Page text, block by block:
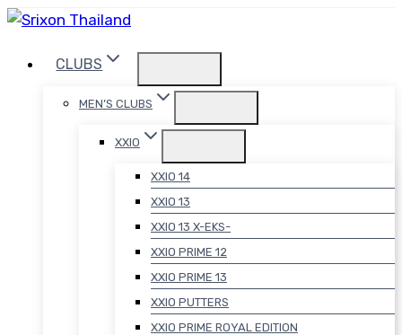
Skip
contentCLUBS
MEN’S CLUBS
XXIO
XXIO 14
XXIO 13
XXIO 13 X-EKS-
XXIO PRIME 12
XXIO PRIME 13
XXIO PUTTERS
XXIO PRIME ROYAL EDITION